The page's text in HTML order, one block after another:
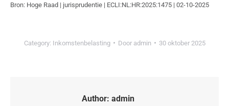
Bron: Hoge Raad | jurisprudentie | ECLI:NL:HR:2025:1475 | 02-10-2025
Category: Inkomstenbelasting Door admin 30 oktober 2025
Author: admin